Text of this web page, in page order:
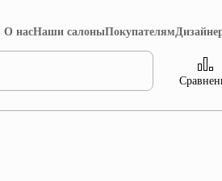
О насНаши салоныПокупателям